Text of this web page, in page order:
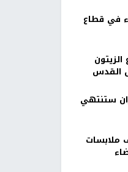
في قطاع
الزيتون
القدس
ستنتهي
ملابسات